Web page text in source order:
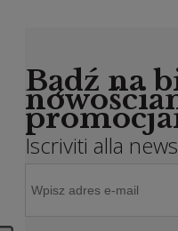
Bądź na
Iscriviti alla